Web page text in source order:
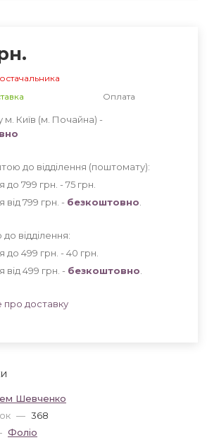
Шевченко
— 368
Фоліо
Оплата
м. Київ (м. Почайна) -
до відділення (поштомату):
до 799 грн. - 75 грн
799 грн. - безкоштовно
відділення:
до 499 грн. - 40 грн
499 грн. - безкоштовно
про доставку